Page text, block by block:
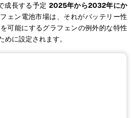
成長する予定 2025年から2032年にか
ェン電池市場は、それがバッテリー性
可能にするグラフェンの例外的な特性
に設定されます。